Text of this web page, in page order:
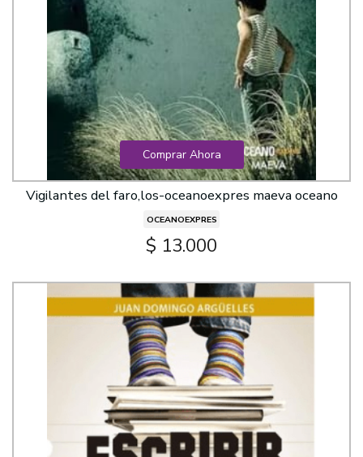
Comprar Ahora
Vigilantes del faro,los-oceanoexpres maeva oceano
OCEANOEXPRES
$ 13.000